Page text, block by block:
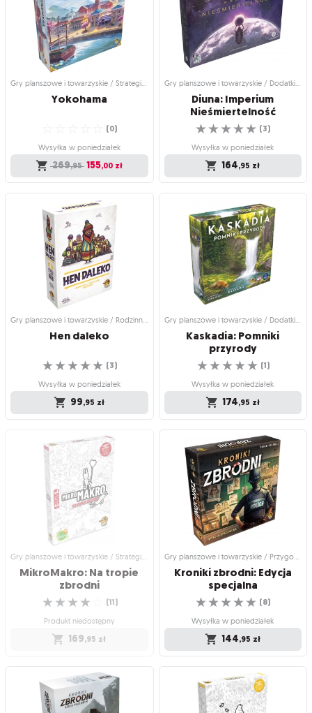
Przenieś się do malowniczej krainy w
Północnej Ameryce
☆
☆
☆
☆
☆ (22)
Wysyłka w poniedziałek
Stań na czele jednego z wysokich
rodów Landsraadu
☆
☆
☆
☆
☆ (37)
Wysyłka w poniedziałek
Gry planszowe i towarzyskie / Strategiczne gry planszowe
Yokohama
(0)
Wysyłka w poniedziałek
269,95 155,00 zł
Gry planszowe i towarzyskie /
Strategiczne gry planszowe
Yokohama
Czy Twój biznes osiągnie sukces i
sławę?
☆
☆
☆
☆
☆ (0
Wysyłka w poniedziałek
269
Gry planszowe i towarzyskie / Dodatki do gier
Diuna: Imperium
Nieśmiertelność
☆
☆
☆
☆
☆ (3)
Wysyłka w poniedziałek
164,95 zł
Gry planszowe i towarzyskie / Dodatki
do gier
Diuna: Imperium
Nieśmiertelność
Zanurz się w świat inżynierii
genetycznej
☆
☆
☆
☆
☆ (3)
Wysyłka w poniedziałek
Gry planszowe i towarzyskie / Rodzinne gry planszowe
Hendaleko
☆
☆
☆
☆
☆ (3)
Wysyłka w poniedziałek
99,95 zł
Rodzinne gry planszowe
Hen daleko
Przemierzaj krainę w poszukiwaniu jej
sekretów
☆
☆
☆
☆
Wysyłka w poniedziałek
Gry planszowe i towarzyskie / Dodatki do gier
Kaskadia: Pomniki
przyrody
☆
☆
☆
☆
☆ (1)
Wysyłka w poniedziałek
174,95 zł
Gry planszowe i towarzyskie / Dodatki
do gier
Kaskadia: Pomniki
przyrody
Wzbogać rozgrywkę o nowe siedliska
☆
☆
☆
☆
☆ (1)
Wysyłka w poniedziałek
174,95
Gry planszowe i towarzyskie / Strategiczne gry planszowe
MikroMakro: Na tropie
zbrodni
☆
☆
☆
☆ (11)
Produkt niedostępny
169,95 zł
Gry planszowe i towarzyskie /
Strategiczne gry planszowe
MikroMakro: Na tropie
zbrodni
Gry planszowe i towarzyskie / Przygodowe gry planszowe
Kroniki zbrodni: Edycja
specjalna
☆
☆
☆
☆
☆ (8)
Wysyłka w poniedziałek
144,95 zł
Gry planszowe i towarzyskie /
Przygodowe gry planszowe
Kroniki zbrodni: Edycja
specjalna